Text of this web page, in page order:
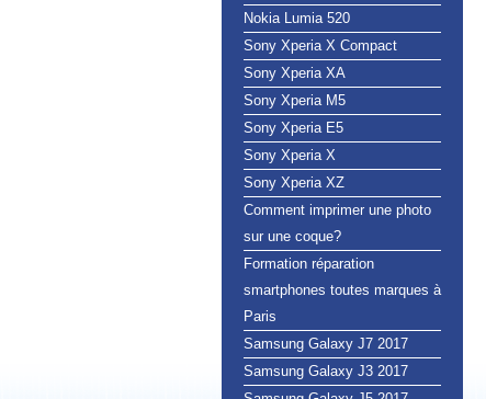
Nokia Lumia 520
Sony Xperia X Compact
Sony Xperia XA
Sony Xperia M5
Sony Xperia E5
Sony Xperia X
Sony Xperia XZ
Comment imprimer une photo
sur une coque?
Formation réparation
smartphones toutes marques à
Paris
Samsung Galaxy J7 2017
Samsung Galaxy J3 2017